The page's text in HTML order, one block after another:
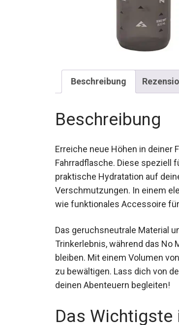
Beschreibung
Beschreibung
Erreiche neue Höhen in deiner
Fahrradflasche. Diese speziell
praktische Hydratation auf
Verschmutzungen. In einem
wie funktionales Accessoire für
Das geruchsneutrale Material
Trinkerlebnis, während das No
bleiben. Mit einem Volumen
zu bewältigen. Lass dich von
deinen Abenteuern begleiten!
Das Wichtigste